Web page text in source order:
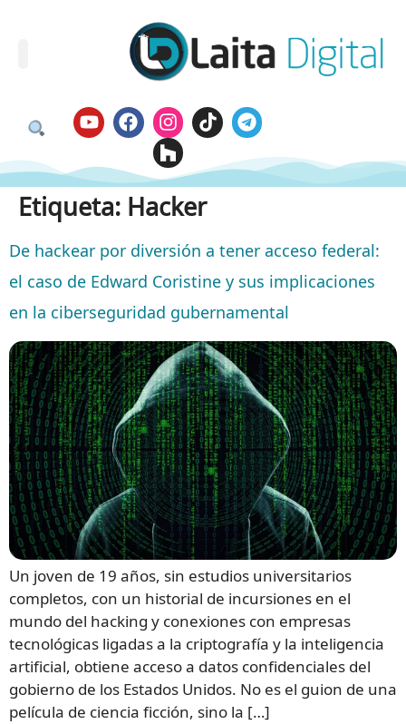
Etiqueta: Hacker
De hackear por diversión a tener acceso federal:
el caso de Edward Coristine y sus implicaciones
en la ciberseguridad gubernamental
Un joven de 19 años, sin estudios universitarios
completos, con un historial de incursiones en el
mundo del hacking y conexiones con empresas
tecnológicas ligadas a la criptografía y la inteligencia
artificial, obtiene acceso a datos confidenciales del
gobierno de los Estados Unidos. No es el guion de una
película de ciencia ficción, sino la […]